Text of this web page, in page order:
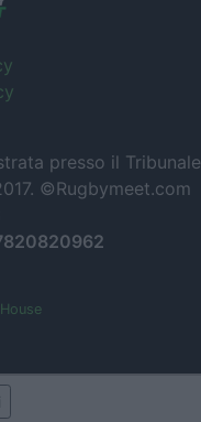
presso il Tribunale
©Rugbymeet.com